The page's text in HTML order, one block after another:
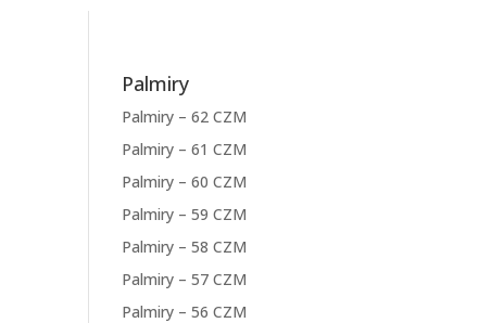
Palmiry
Palmiry – 62 CZM
Palmiry – 61 CZM
Palmiry – 60 CZM
Palmiry – 59 CZM
Palmiry – 58 CZM
Palmiry – 57 CZM
Palmiry – 56 CZM